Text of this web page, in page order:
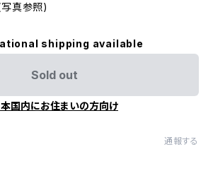
真参照)
shipping available
Sold out
国内にお住まいの方向け
通報する